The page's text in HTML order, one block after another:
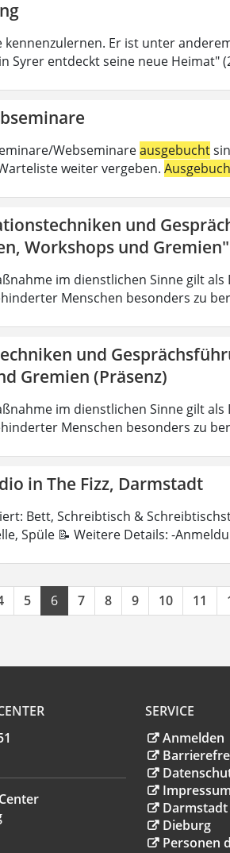
Er ist unter
Syrer entdeckt seine neue Heimat"
Webseminareausgebucht
weiter vergeben.
und
Workshops und Gremien"
im dienstlichen Sinne gilt
Menschen besonders zu
und
Gremien (Präsenz)
im dienstlichen Sinne gilt
Menschen besonders zu
in The Fizz, Darmstadt
Bett, Schreibtisch &
Spüle 📝 Weitere Details: -
5 6 7 8 9 10 11
SERVICE
Anmelden
Impressum
Darmstadt
Dieburg
Personen